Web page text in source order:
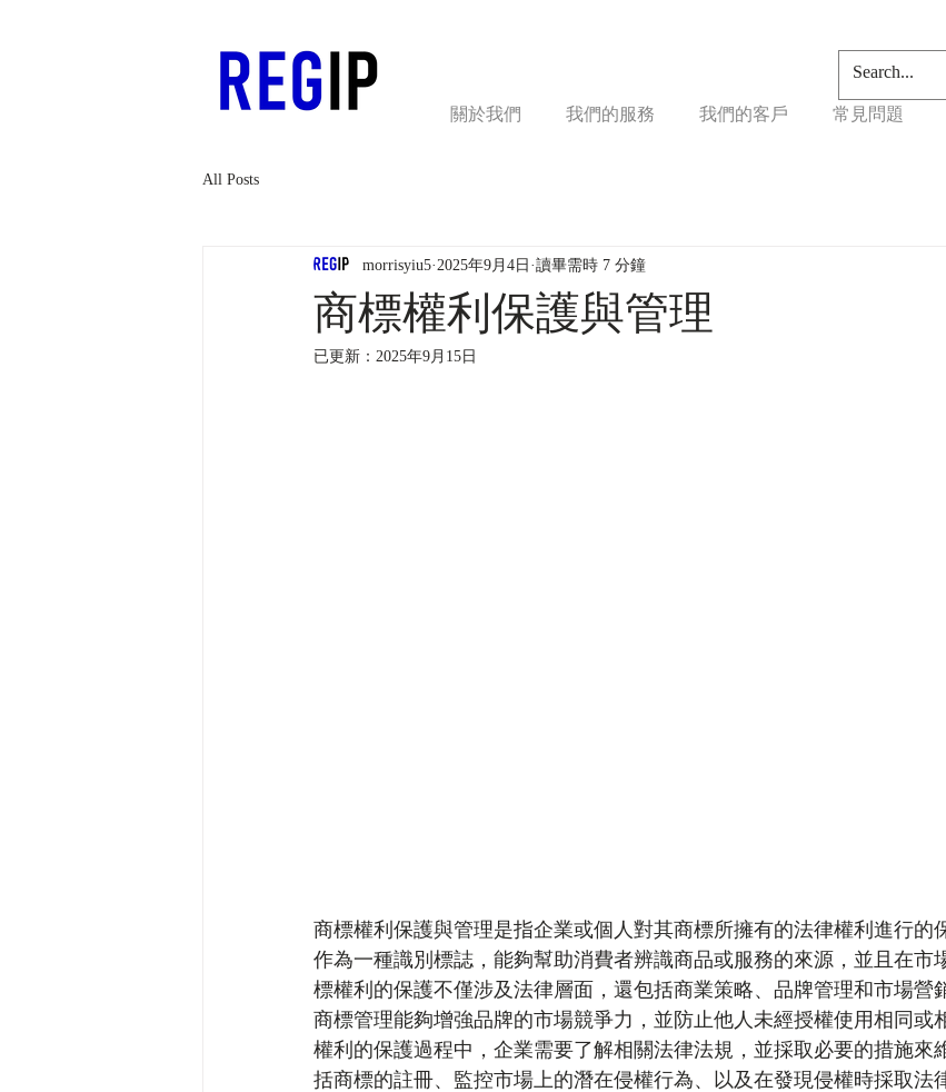
關於我們 我們的服務 我們的客戶 常見問題
All Posts
商標權利保護與管理
morrisyiu5 2025年9月4日 讀畢需時 7 分鐘
已更新： 2025年9月15日
商標權利保護與管理是指企業或個人對其商標所擁有的法律權利進行的
作為一種識別標誌，能夠幫助消費者辨識商品或服務的來源，並且在市
標權利的保護不僅涉及法律層面，還包括商業策略、品牌管理和市場營
商標管理能夠增強品牌的市場競爭力，並防止他人未經授權使用相同或
權利的保護過程中，企業需要了解相關法律法規，並採取必要的措施來
括商標的註冊、監控市場上的潛在侵權行為、以及在發現侵權時採取法